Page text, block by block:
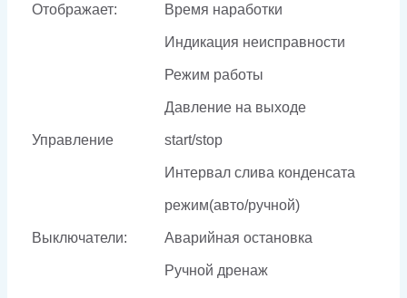
Отображает: Время наработки
Индикация неисправности
Режим работы
Давление на выходе
Управление start/stop
Интервал слива конденсата
режим(авто/ручной)
Выключатели: Аварийная остановка
Ручной дренаж